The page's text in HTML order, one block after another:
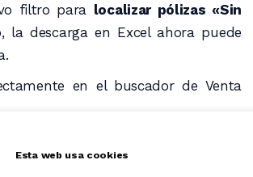
filtro para localizar pólizas «Sin
la descarga en Excel ahora puede
en el buscador de Venta
Esta web usa cookies